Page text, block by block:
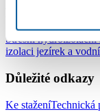
Střešní hydroizolační
izolaci jezírek a
Důležité odkazy
Ke staženíTechnická